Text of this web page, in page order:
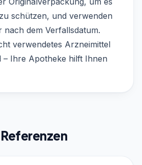
schützen, und verwenden
nach dem Verfallsdatum.
verwendetes Arzneimittel
– Ihre Apotheke hilft Ihnen